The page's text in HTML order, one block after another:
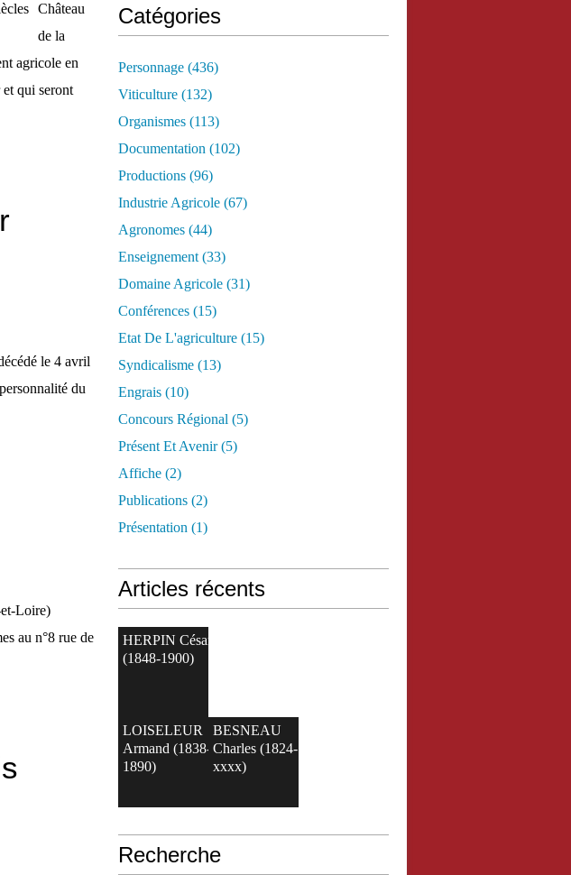
Château
de la
agricole en
qui seront
le 4 avril
du
Loire)
au n°8 rue de
Catégories
Personnage (436)
Viticulture (132)
Organismes (113)
Documentation (102)
Productions (96)
Industrie Agricole (67)
Agronomes (44)
Enseignement (33)
Domaine Agricole (31)
Conférences (15)
Etat De L'agriculture (15)
Syndicalisme (13)
Engrais (10)
Concours Régional (5)
Présent Et Avenir(5)
Affiche (2)
Publications (2)
Présentation (1)
Articles récents
HERPIN César
(1848-1900)
LOISELEUR
Armand (1838-
1890)
BESNEAU
Charles (1824-
xxxx)
Recherche